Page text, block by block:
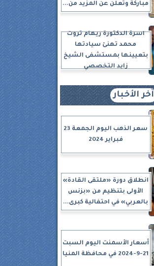
مباركة وتعلن عن المزيد من...
أسرة الدكتورة ريهام ثروت
محمد تهنئ سيادتها
بتعيينها بمستشفى الشيخ
زايد التخصصي
آخر الأخبار
سعر الذهب اليوم الجمعة 23
فبراير 2024
انطلاق دورة «ملتقى القادة»
الأولى بتنظيم من «بزنس
بالعربي» في احتفالية كبرى...
أسعار الأسمنت اليوم السبت
21-9-2024 في محافظة المنيا